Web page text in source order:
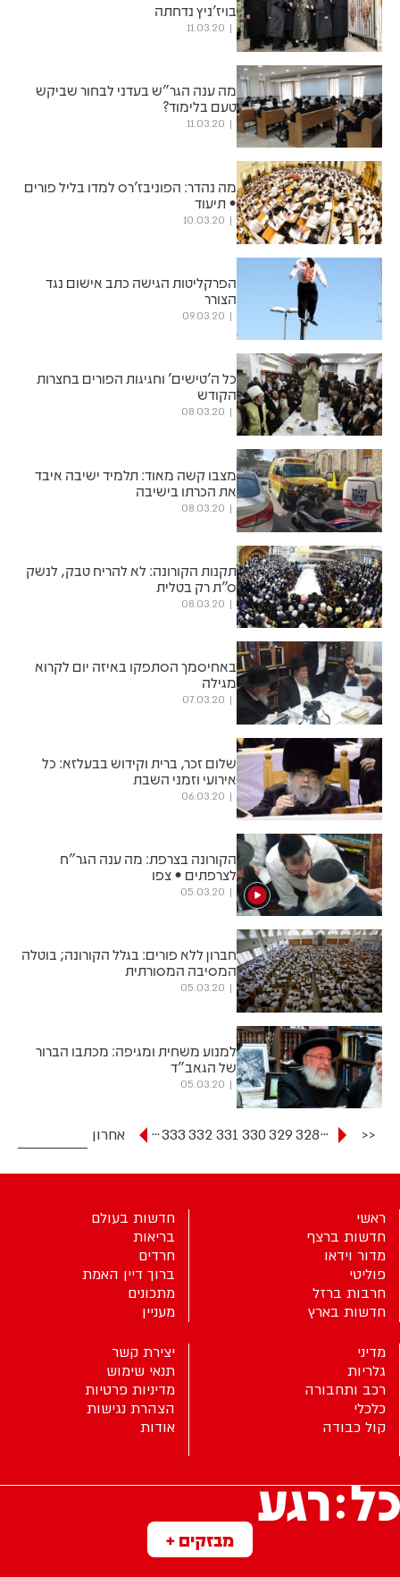
בויז'ניץ נדחתה
11.03.20
מה ענה הגר"ש בעדני לבחור שביקש
טעם בלימוד?
11.03.20
מה נהדר: הפוניבז'רס למדו בליל פורים
• תיעוד
10.03.20
הפרקליטות הגישה כתב אישום נגד
הצורר
09.03.20
כל ה'טישים' וחגיגות הפורים בחצרות
הקודש
08.03.20
מצבו קשה מאוד: תלמיד ישיבה איבד
את הכרתו בישיבה
08.03.20
תקנות הקורונה: לא להריח טבק, לנשק
ס"ת רק בטלית
08.03.20
באחיסמך הסתפקו באיזה יום לקרוא
מגילה
07.03.20
שלום זכר, ברית וקידוש בבעלזא: כל
אירועי וזמני השבת
06.03.20
הקורונה בצרפת: מה ענה הגר"ח
לצרפתים • צפו
05.03.20
חברון ללא פורים: בגלל הקורונה; בוטלה
המסיבה המסורתית
05.03.20
למנוע משחית ומגיפה: מכתבו הברור
של הגאב"ד
05.03.20
<<
...
328
329
330
331
332
333
... אחרון
מבזקים +
ראשי
חדשות ברצף
מדור וידאו
פוליטי
חרבות ברזל
חדשות בארץ
חדשות בעולם
בריאות
חרדים
ברוך דיין האמת
מתכונים
מעניין
מדיני
גלריות
רכב ותחבורה
כלכלי
קול כבודה
יצירת קשר
תנאי שימוש
מדיניות פרטיות
הצהרת נגישות
אודות